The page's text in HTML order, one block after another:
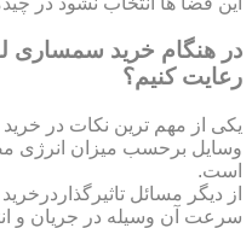
در هنگام خرید سمساری
رعایت کنیم؟
یکی از مهم ترین نکات در
وسایل برحسب میزان انرژی
است.
از دیگر مسائل
سرعت آن وسیله در جریان و